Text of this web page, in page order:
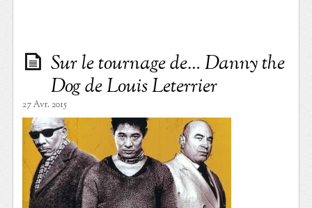
Sur le tournage de… Danny the
Dog de Louis Leterrier
27 Avr. 2015